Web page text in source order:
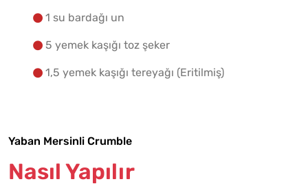
1 su bardağı un
5 yemek kaşığı toz şeker
1,5 yemek kaşığı tereyağı (Eritilmiş)
Yaban Mersinli Crumble
Nasıl Yapılır